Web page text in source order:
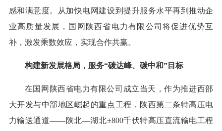
感和满意度。从加快电网建设到提升服务水平再到推动企
业高质量发展，国网陕西省电力有限公司将促进优势互
补，激发乘数效应，实现合作共赢。
构建新发展格局，服务“碳达峰、碳中和”目标
在国网陕西省电力有限公司成立当天，作为推进西部
大开发与中部地区崛起的重点工程，陕西第二条特高压电
力输送通道——陕北—湖北±800千伏特高压直流输电工程